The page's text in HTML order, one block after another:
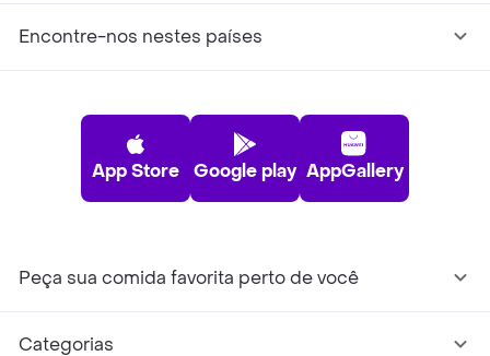
Encontre-nos nestes países
App Store Google play AppGallery
Peça sua comida favorita perto de você
Categorias